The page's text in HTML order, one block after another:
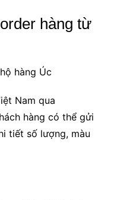
hàng từ
hàng Úc
Nam qua
hàng có thể gửi
tiết số lượng, màu